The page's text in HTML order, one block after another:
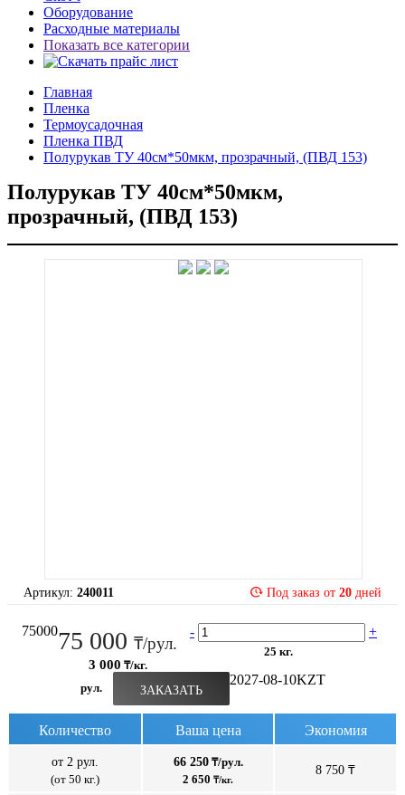
Оборудование
Расходные материалы
Показать все категории
Главная
Пленка
Термоусадочная
Пленка ПВД
Полурукав ТУ 40см*50мкм, прозрачный, (ПВД 153)
Полурукав ТУ 40см*50мкм,
прозрачный, (ПВД 153)
Артикул: 240011 Под заказ от 20 дней
7500075 000 ₸/рул.
3 000 ₸/кг.
- +
25 кг.
рул. ЗАКАЗАТЬ
2027-08-10KZT
Количество Ваша цена Экономия
от 2 рул.
(от 50 кг.)
66 250₸/рул.
2 650 ₸/кг.
8 750 ₸